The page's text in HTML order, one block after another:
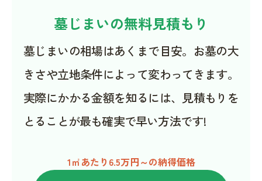
墓じまいの無料見積もり
墓じまいの相場はあくまで目安。お墓の大
きさや立地条件によって変わってきます。
実際にかかる金額を知るには、見積もりを
とることが最も確実で早い方法です!
1㎡あたり6.5万円～の納得価格